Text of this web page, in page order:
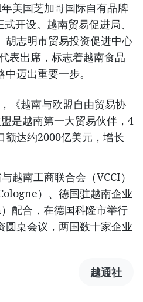
美国芝加哥国际自有品牌
开设。越南贸易促进局、
胡志明市贸易投资促进中心
表出席，标志着越南食品
迈出重要一步。
《越南与欧盟自由贸易协
是越南第一大贸易伙伴，4
额达约2000亿美元，增长
越南工商联合会（VCCI）
）、德国驻越南企业
配合，在德国科隆市举行
圆桌会议，两国数十家企业
越通社